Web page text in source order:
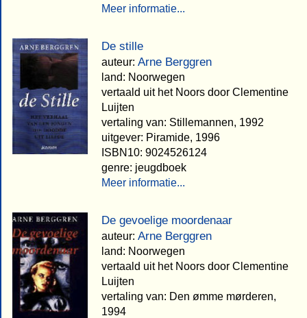
Meer informatie...
De stille
auteur: Arne Berggren
land: Noorwegen
vertaald uit het Noors door Clementine
Luijten
vertaling van: Stillemannen, 1992
uitgever: Piramide, 1996
ISBN10: 9024526124
genre: jeugdboek
Meer informatie...
De gevoelige moordenaar
auteur: Arne Berggren
land: Noorwegen
vertaald uit het Noors door Clementine
Luijten
vertaling van: Den ømme mørderen,
1994